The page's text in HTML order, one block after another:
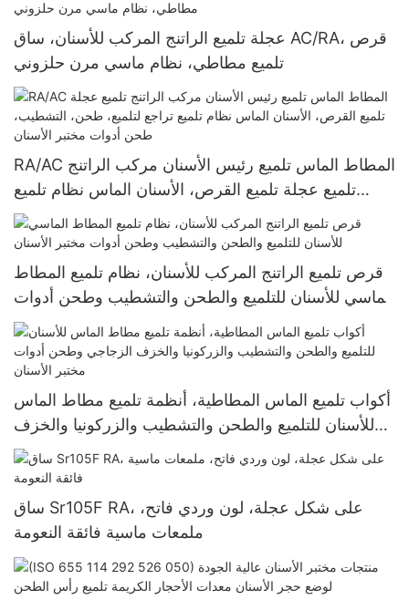
عجلة تلميع الراتنج المركب للأسنان، ساق AC/RA، قرص
تلميع مطاطي، نظام ماسي مرن حلزوني
RA/AC المطاط الماس تلميع رئيس الأسنان مركب الراتنج
تلميع عجلة تلميع القرص، الأسنان الماس نظام تلميع
تراجع لتلميع، طحن، التشطيب، طحن أدوات مختبر
الأسنان
قرص تلميع الراتنج المركب للأسنان، نظام تلميع المطاط
الماسي للأسنان للتلميع والطحن والتشطيب وطحن أدوات
مختبر الأسنان
أكواب تلميع الماس المطاطية، أنظمة تلميع مطاط الماس
للأسنان للتلميع والطحن والتشطيب والزركونيا والخزف
الزجاجي وطحن أدوات مختبر الأسنان
ساق Sr105F RA، على شكل عجلة، لون وردي فاتح،
ملمعات ماسية فائقة النعومة